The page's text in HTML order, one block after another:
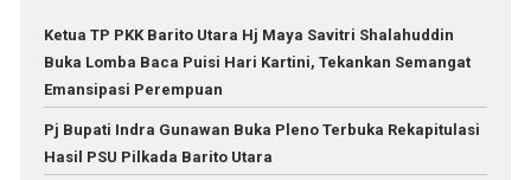
Ketua TP PKK Barito Utara Hj Maya Savitri Shalahuddin
Buka Lomba Baca Puisi Hari Kartini, Tekankan Semangat
Emansipasi Perempuan
Pj Bupati Indra Gunawan Buka Pleno Terbuka Rekapitulasi
Hasil PSU Pilkada Barito Utara